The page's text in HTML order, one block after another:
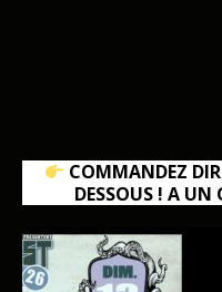
COMMANDEZ
DESSOUS ! A UN